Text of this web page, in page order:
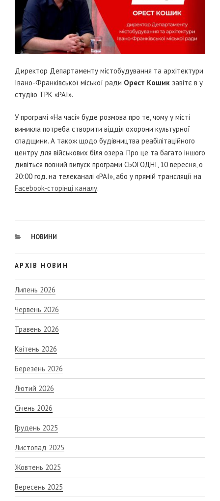
Директор Департаменту містобудування та архітектури
Івано-Франківської міської ради Орест Кошик завітє в у
студію ТРК «РАІ».
У програмі «На часі» буде розмова про те, чому у місті
виникла потреба створити відділ охорони культурної
спадщини. А також щодо будівництва реабілітаційного
центру для військових біля озера. Про це та багато іншого
дивіться повний випуск програми СЬОГОДНІ, 10 вересня, о
20:00 год. на телеканалі «РАІ», або у прямій трансляції на
Facebook-сторінці каналу.
CATEGORIES
НОВИНИ
АРХІВ НОВИН
Липень 2026
Червень 2026
Травень 2026
Квітень 2026
Березень 2026
Лютий 2026
Січень 2026
Грудень 2025
Листопад 2025
Жовтень 2025
Вересень 2025